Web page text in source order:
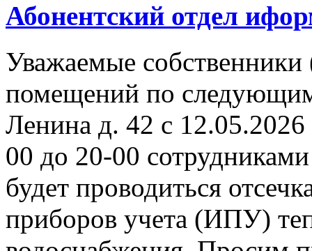
Абонентский отдел
Уважаемые
помещений по
Ленина д. 42 с
00 до 20-00
будет проводиться
приборов учета (ИПУ)